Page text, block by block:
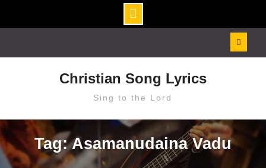
Christian Song Lyrics
Sing to the Lord
Tag: Asamanudaina Vadu